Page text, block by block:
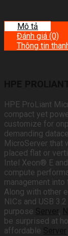
Mô tả
Đánh giá (0)
Thông tin
HPE ProLiant
compact yet
customize for
demanding
MicroServer that
placed flat or
Intel Xeon® E
compute
management into
Along with other
NICs and USB
purpose Server ,
be surprised at
affordable Server .